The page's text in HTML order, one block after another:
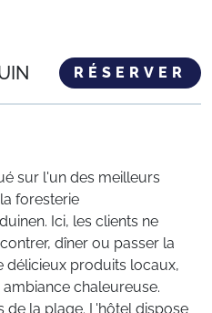
RÉSERVER
sur l'un des meilleurs
foresterie
Ici, les clients ne
dîner ou passer la
délicieux produits locaux,
chaleureuse.
de la plage. L'hôtel dispose